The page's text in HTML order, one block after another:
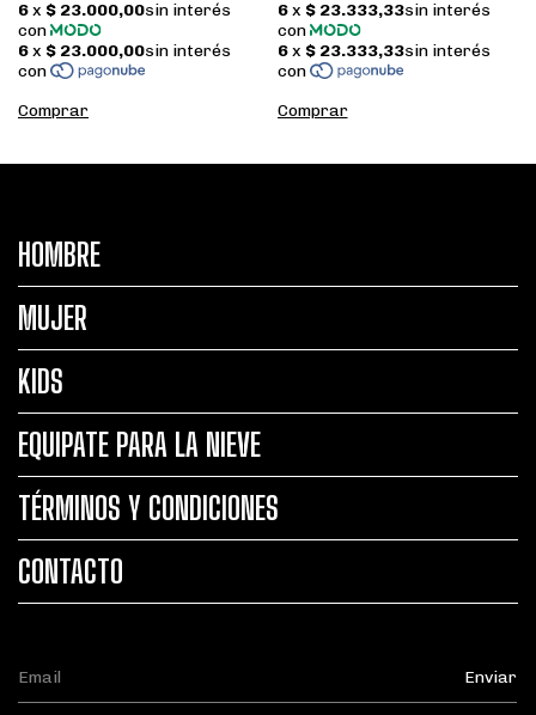
Comprar
HOMBRE
MUJER
KIDS
EQUIPATE PARA LA NIEVE
TÉRMINOS Y CONDICIONES
CONTACTO